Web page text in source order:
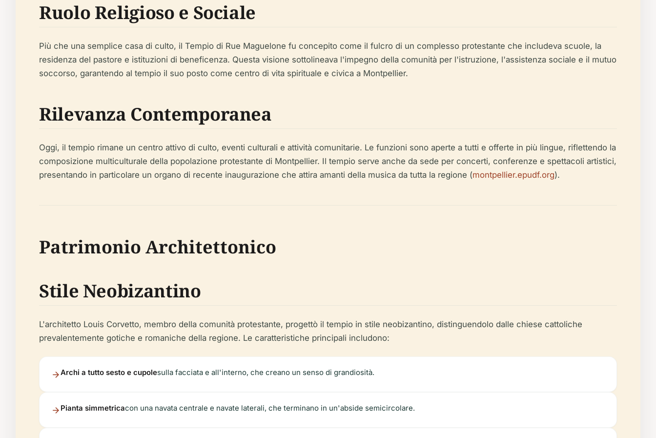
Ruolo Religioso e Sociale
Più che una semplice casa di culto, il Tempio di Rue Maguelone fu concepito come il fulcro di un complesso protestante che includeva scuole, la
residenza del pastore e istituzioni di beneficenza. Questa visione sottolineava l'impegno della comunità per l'istruzione, l'assistenza sociale e il mutuo
soccorso, garantendo al tempio il suo posto come centro di vita spirituale e civica a Montpellier.
Rilevanza Contemporanea
Oggi, il tempio rimane un centro attivo di culto, eventi culturali e attività comunitarie. Le funzioni sono aperte a tutti e offerte in più lingue, riflettendo la
composizione multiculturale della popolazione protestante di Montpellier. Il tempio serve anche da sede per concerti, conferenze e spettacoli artistici,
presentando in particolare un organo di recente inaugurazione che attira amanti della musica da tutta la regione (montpellier.epudf.org).
Patrimonio Architettonico
Stile Neobizantino
L'architetto Louis Corvetto, membro della comunità protestante, progettò il tempio in stile neobizantino, distinguendolo dalle chiese cattoliche
prevalentemente gotiche e romaniche della regione. Le caratteristiche principali includono:
Archi a tutto sesto e cupolesulla facciata e all'interno, che creano un senso di grandiosità.
Pianta simmetricacon una navata centrale e navate laterali, che terminano in un'abside semicircolare.